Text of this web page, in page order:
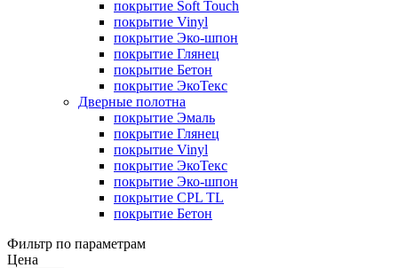
покрытие Soft Touch
покрытие Vinyl
покрытие Эко-шпон
покрытие Глянец
покрытие Бетон
покрытие ЭкоТекс
Дверные полотна
покрытие Эмаль
покрытие Глянец
покрытие Vinyl
покрытие ЭкоТекс
покрытие Эко-шпон
покрытие CPL TL
покрытие Бетон
Фильтр по параметрам
Цена